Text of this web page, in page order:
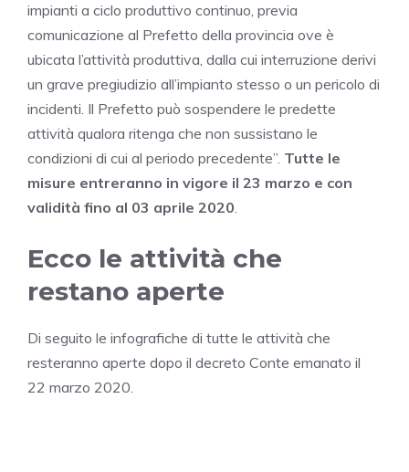
impianti a ciclo produttivo continuo, previa
comunicazione al Prefetto della provincia ove è
ubicata l’attività produttiva, dalla cui interruzione derivi
un grave pregiudizio all’impianto stesso o un pericolo di
incidenti. Il Prefetto può sospendere le predette
attività qualora ritenga che non sussistano le
condizioni di cui al periodo precedente”. Tutte le
misure entreranno in vigore il 23 marzo e con
validità fino al 03 aprile 2020.
Ecco le attività che
restano aperte
Di seguito le infografiche di tutte le attività che
resteranno aperte dopo il decreto Conte emanato il
22 marzo 2020.